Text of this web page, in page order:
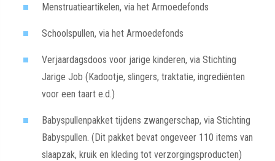
Menstruatieartikelen, via het Armoedefonds
Schoolspullen, via het Armoedefonds
Verjaardagsdoos voor jarige kinderen, via Stichting
Jarige Job (Kadootje, slingers, traktatie, ingrediënten
voor een taart e.d.)
Babyspullenpakket tijdens zwangerschap, via Stichting
Babyspullen. (Dit pakket bevat ongeveer 110 items van
slaapzak, kruik en kleding tot verzorgingsproducten)